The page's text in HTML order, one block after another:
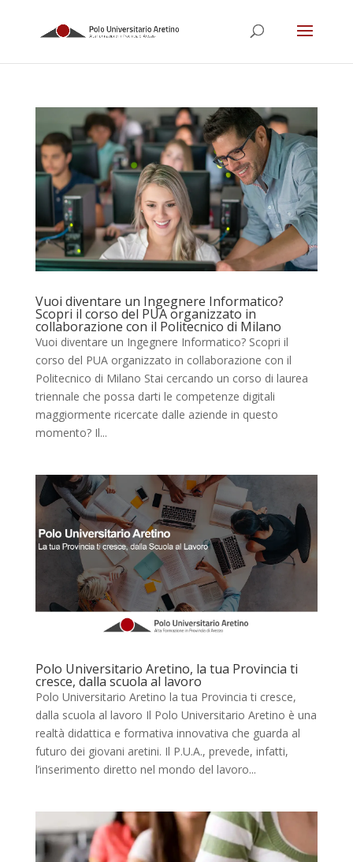
Vuoi diventare un Ingegnere Informatico?
Scopri il corso del PUA organizzato in
collaborazione con il Politecnico di Milano
Vuoi diventare un Ingegnere Informatico? Scopri il
corso del PUA organizzato in collaborazione con il
Politecnico di Milano Stai cercando un corso di laurea
triennale che possa darti le competenze digitali
maggiormente ricercate dalle aziende in questo
momento? Il...
Polo Universitario Aretino, la tua Provincia ti
cresce, dalla scuola al lavoro
Polo Universitario Aretino la tua Provincia ti cresce,
dalla scuola al lavoro Il Polo Universitario Aretino è una
realtà didattica e formativa innovativa che guarda al
futuro dei giovani aretini. Il P.U.A., prevede, infatti,
l’inserimento diretto nel mondo del lavoro...